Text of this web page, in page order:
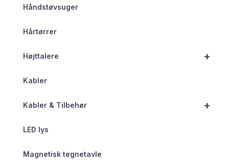
Håndstøvsuger
Hårtørrer
+
Højttalere
Kabler
+
Kabler & Tilbehør
LED lys
Magnetisk tegnetavle